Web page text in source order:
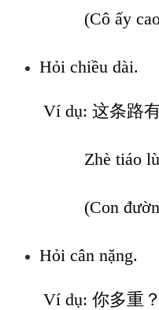
(Cô ấy
Hỏi chiều dài.
Ví dụ: 这条路
Zhè tiáo
(Con
Hỏi cân nặng.
Ví dụ: 你多重？